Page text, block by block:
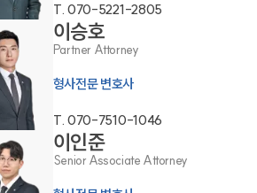
그룹소개
륜의 강점
시는 길
파트너 로펌
의 소리
T. 070-5221-2805
이승호
Partner Attorney
형사전문 변호사
T. 070-7510-1046
이인준
Senior Associate Attorney